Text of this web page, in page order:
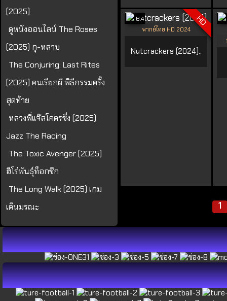
(2025)
ดูหนังออนไลน์ The Roses
(2025) กุ-หลาบ
The Conjuring: Last Rites
(2025) คนเรียกผี พิธีกรรมครั้ง
สุดท้าย
หลวงพี่แจ๊สโคตรซิ่ง (2025)
Jazz The Racing
The Toxic Avenger (2025)
ฮีโร่พันธุ์ท็อกซิก
The Long Walk (2025) เกม
เดินมรณะ
HD
6.4
พากย์ไทย HD 2024
Nutcrackers (2024)..
1